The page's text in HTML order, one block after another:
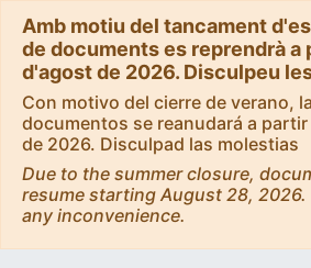
Amb motiu del tancament
de documents es reprendrà a
d'agost de 2026. Disculpeu
Con motivo del cierre de verano,
documentos se reanudará a
de 2026. Disculpad las molestias
Due to the summer closure,
resume starting August 28, 2026.
any inconvenience.